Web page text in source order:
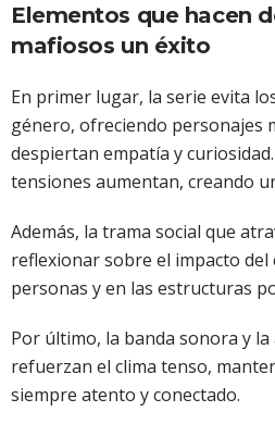
Elementos que hacen
mafiosos un éxito
En primer lugar, la serie evita
género, ofreciendo personajes
despiertan empatía y
tensiones aumentan, creando
Además, la trama social que
reflexionar sobre el impacto del
personas y en las estructuras
Por último, la banda sonora y
refuerzan el clima tenso,
siempre atento y conectado.